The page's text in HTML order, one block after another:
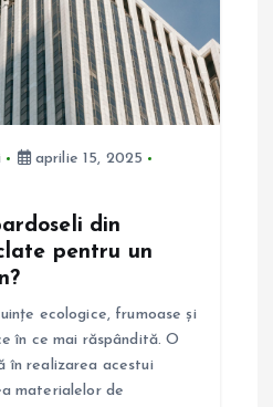
aprilie 15, 2025
din
pentru un
ecologice, frumoase și
în ce mai răspândită. O
în realizarea acestui
materialelor de